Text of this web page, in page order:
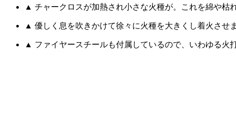
▲ チャークロスが加熱され小さな火種が。これを綿や枯
▲ 優しく息を吹きかけて徐々に火種を大きくし着火させ
▲ ファイヤースチールも付属しているので、いわゆる火